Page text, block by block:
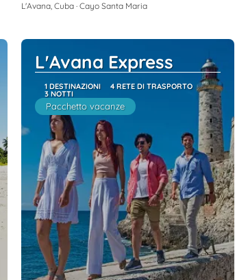
L'Avana, Cuba · Cayo Santa Maria
L'Avana Express
1 DESTINAZIONI 4 RETE DI TRASPORTO
3 NOTTI
Pacchetto vacanze